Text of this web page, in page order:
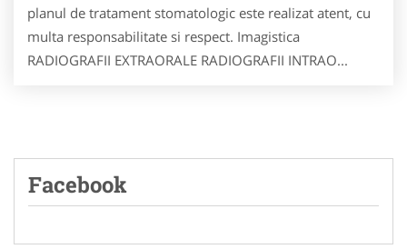
planul de tratament stomatologic este realizat atent, cu
multa responsabilitate si respect. Imagistica
RADIOGRAFII EXTRAORALE RADIOGRAFII INTRAO...
Facebook